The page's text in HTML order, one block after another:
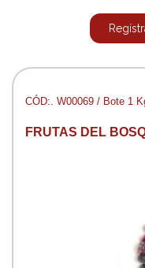
CÓD:. W00069 / Bote 1
FRUTAS DEL